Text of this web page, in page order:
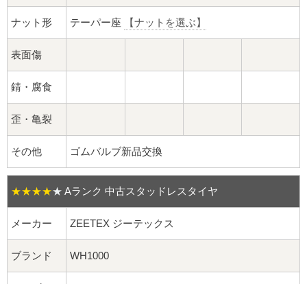
ロング平面ナット
ロング球面ナット
ショート球面ナット
ロング袋ナット
ナット形 テーパー座 【ナットを選ぶ】
表面傷
錆・腐食
歪・亀裂
その他 ゴムバルブ新品交換
★★★★★ Aランク 中古スタッドレスタイヤ
メーカー ZEETEX ジーテックス
ブランド WH1000